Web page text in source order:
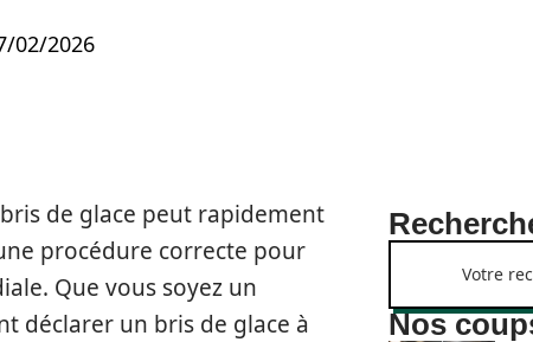
02/2026
de glace peut rapidement
procédure correcte pour
Que vous soyez un
déclarer un bris de glace à
Nos